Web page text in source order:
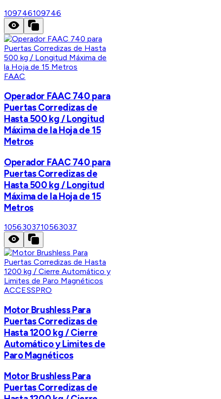
109746109746
FAAC
Operador FAAC 740 para
Puertas Corredizas de
Hasta 500 kg / Longitud
Máxima de la Hoja de 15
Metros
Operador FAAC 740 para
Puertas Corredizas de
Hasta 500 kg / Longitud
Máxima de la Hoja de 15
Metros
1056303710563037
ACCESSPRO
Motor Brushless Para
Puertas Corredizas de
Hasta 1200 kg / Cierre
Automático y Limites de
Paro Magnéticos
Motor Brushless Para
Puertas Corredizas de